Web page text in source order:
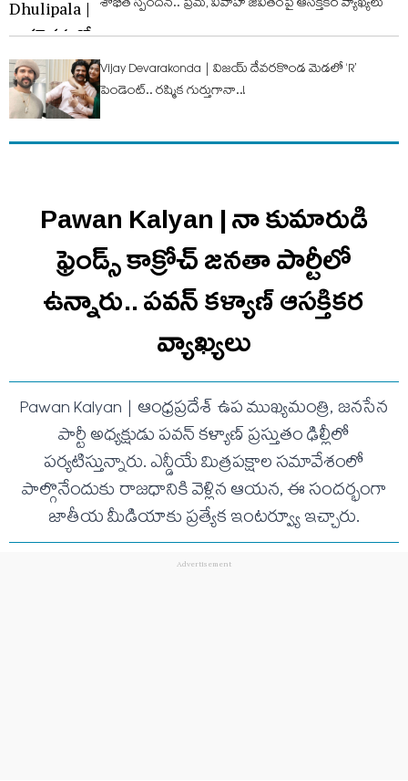
Vijay Devarakonda | విజయ్ దేవరకొండ మెడలో ‘R’
పెండెంట్.. రష్మిక గుర్తుగానా..!
Pawan Kalyan | నా కుమారుడి
ఫ్రెండ్స్ కాక్రోచ్ జనతా పార్టీలో
ఉన్నారు.. ప‌వ‌న్ క‌ళ్యాణ్ ఆసక్తిక‌ర
వ్యాఖ్య‌లు
Pawan Kalyan | ఆంధ్రప్రదేశ్ ఉప ముఖ్యమంత్రి, జనసేన
పార్టీ అధ్యక్షుడు పవన్ కళ్యాణ్ ప్రస్తుతం ఢిల్లీలో
పర్యటిస్తున్నారు. ఎన్డీయే మిత్రపక్షాల సమావేశంలో
పాల్గొనేందుకు రాజధానికి వెళ్లిన ఆయన, ఈ సందర్భంగా
జాతీయ మీడియాకు ప్రత్యేక ఇంటర్వ్యూ ఇచ్చారు.